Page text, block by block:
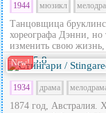
1944 мюзикл
Танцовщица
хореографа Дэнни, но
изменить свою жизнь,
New! 5.8
1934 драма
1874 год, Австралия.